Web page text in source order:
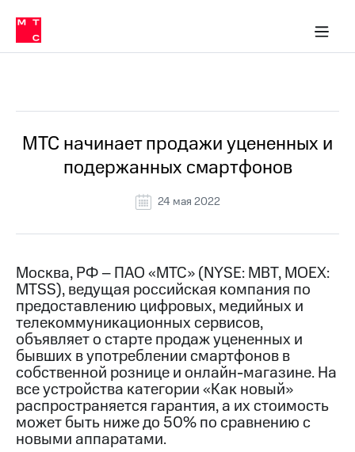
Медиа-центр
и акционерам
Устойчивое развитие
Комплаенс и деловая этика
компании
Карьера
История
компании
Руководство
Контакты
Медиа-центр
Пресс-
релизы
МТС
о технологиях
Достижения
в МТС
Пресс-
релизы
о технологиях
МТС начинает продажи уцененных и
подержанных смартфонов
24 мая 2022
Москва, РФ – ПАО «МТС» (NYSE: MBT, MOEX:
MTSS), ведущая российская компания по
предоставлению цифровых, медийных и
телекоммуникационных сервисов,
объявляет о старте продаж уцененных и
бывших в употреблении смартфонов в
собственной рознице и онлайн-магазине. На
все устройства категории «Как новый»
распространяется гарантия, а их стоимость
может быть ниже до 50% по сравнению с
новыми аппаратами.